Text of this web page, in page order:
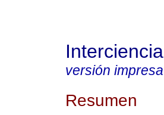
Interciencia
versión impresa
Resumen